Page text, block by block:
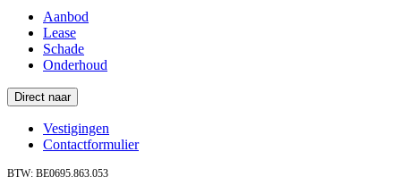
Aanbod
Lease
Schade
Onderhoud
Direct naar
Vestigingen
Contactformulier
BTW: BE0695.863.053